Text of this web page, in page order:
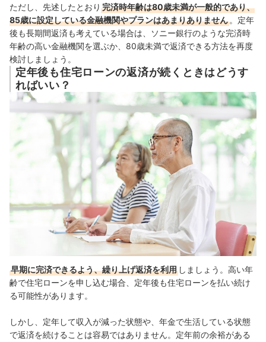
ただし、先述したとおり 完済時年齢は80歳未満が一般的であり、
85歳に設定している金融機関やプランはあまりありません 。 定年
後も長期間返済も考えている場合は、ソニー銀行のような完済時
年齢の高い金融機関を選ぶか、80歳未満で返済できる方法を再度
検討しましょう。
定年後も住宅ローンの返済が続くときはどうす
ればいい？
早期に完済できるよう、繰り上げ返済を利用 しましょう。 高い年
齢で住宅ローンを申し込む場合、定年後も住宅ローンを払い続け
る可能性があります。
しかし、定年して収入が減った状態や、年金で生活している状態
で返済を続けることは容易ではありません。定年前の余裕がある